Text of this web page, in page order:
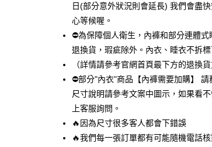
Apple Pay
街口支付
悠遊付
全盈+PAY
AFTEE先享後付
相關說明
【關於「AFTEE先享後付」】
AFTEE先享後付是「在收到商品之後才付款」
便利好安心！
ATM付款
日(部分意外狀況則會延長) 我們會盡
心等候喔。
⛔為保障個人衛生，內褲和部分連體
退換貨，瑕疵除外。內衣、睡衣不拆
（詳情請參考官網首頁最下方的退換
⛔部分"內衣"商品【內褲需要加購】 請
尺寸說明請參考文案中圖示，如果看
上客服詢問。
🔥因為尺寸很多客人都會下錯誤
🔥我們每一張訂單都有可能隨機電話